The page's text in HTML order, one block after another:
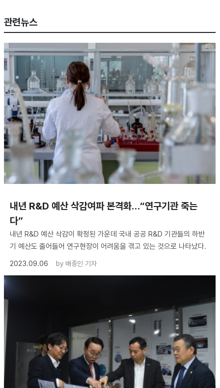
관련뉴스
내년 R&D 예산 삭감여파 본격화…“연구기관 죽는
다”
내년 R&D 예산 삭감이 확정된 가운데 국내 공공 R&D 기관들의 하반
기 예산도 줄어들어 연구현장이 어려움을 겪고 있는 것으로 나타났다.
2023.09.06
by 배종인 기자